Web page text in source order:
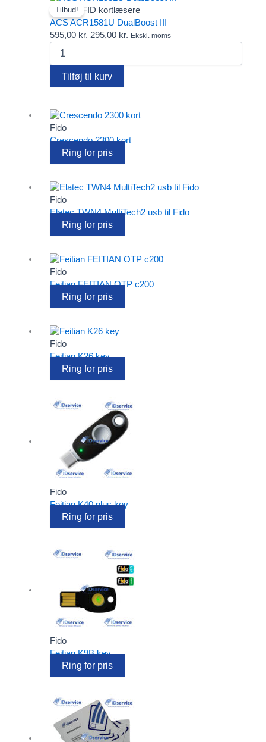
Fido
FIDO2 Security Keys – password-fri login til alle behov
Gæsteregistrering
Kortholdere
Lanyards
Plastkort
Tags - Brikker - Armbånd
Yoyo
Tilbud!
Andre RFID kortlæsere
ACS ACR1581U DualBoost III
595,00kr. Den
var:
595,00 kr..
295,00 kr.Den
Ekskl. moms
ACS
ACR1581U
DualBoost
Tilføj til kurv
Fido
Crescendo 2300 kort
Ring for pris
Fido
Elatec TWN4 MultiTech2 usb til Fido
Ring for pris
Fido
Feitian FEITIAN OTP c200
Ring for pris
Fido
Feitian K26 key
Ring for pris
Fido
Feitian K40 plus key
Ring for pris
Fido
Feitian K9B key
Ring for pris